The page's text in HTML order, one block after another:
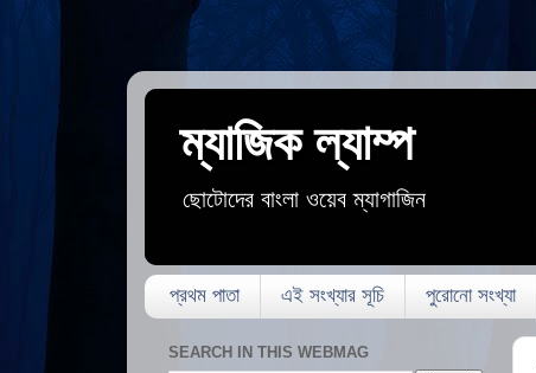
ম্যাজিক ল্যাম্প
ছোটোদের বাংলা ওয়েব ম্যাগাজিন
প্রথম পাতা এই সংখ্যার সূচি পুরোনো সংখ্যা
SEARCH IN THIS WEBMAG